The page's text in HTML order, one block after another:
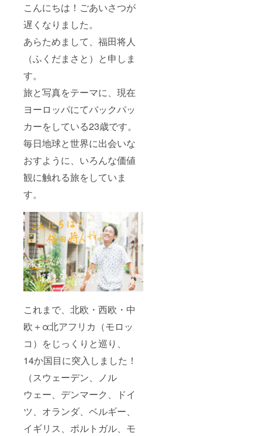
こんにちは！ごあいさつが
遅くなりました。
あらためまして、福田将人
（ふくだまさと）と申しま
す。
旅と写真をテーマに、現在
ヨーロッパにてバックパッ
カーをしている23歳です。
毎日地球と世界に出会いな
おすように、いろんな価値
観に触れる旅をしていま
す。
これまで、北欧・西欧・中
欧＋α北アフリカ（モロッ
コ）をじっくりと巡り、
14か国目に突入しました！
（スウェーデン、ノル
ウェー、デンマーク、ドイ
ツ、オランダ、ベルギー、
イギリス、ポルトガル、モ